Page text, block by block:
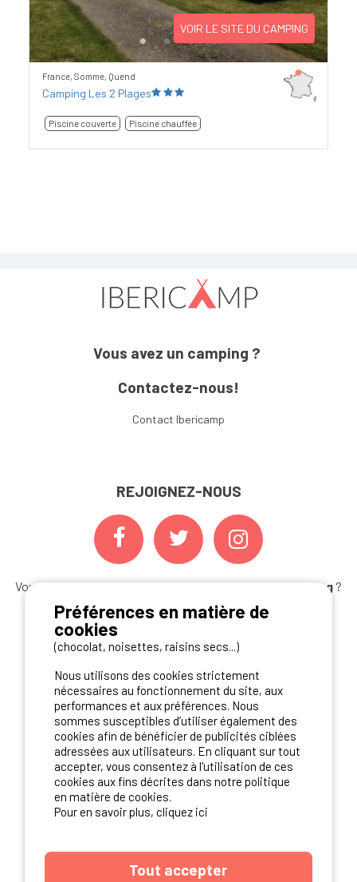
VOIR LE SITE DU CAMPING
France, Somme, Quend
Camping Les 2 Plages
Piscine couverte Piscine chauffée
Vous avez un camping ?
Contactez-nous!
Contact Ibericamp
REJOIGNEZ-NOUS
Vous souhaitez bénéficier desmeilleures offres camping ?
Abonnez-vous à la newsletter dès aujourd'hui
NOS PARTENAIRES
Préférences en matière de
cookies
(chocolat, noisettes, raisins secs...)
Nous utilisons des cookies strictement
nécessaires au fonctionnement du site, aux
performances et aux préférences. Nous
sommes susceptibles d’utiliser également des
cookies afin de bénéficier de publicités ciblées
adressées aux utilisateurs. En cliquant sur tout
accepter, vous consentez à l'utilisation de ces
cookies aux fins décrites dans notre politique
en matière de cookies.
Pour en savoir plus, cliquez ici
Tout accepter